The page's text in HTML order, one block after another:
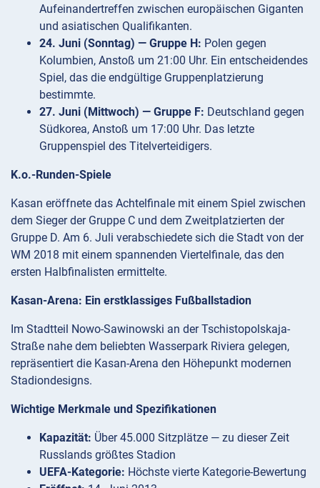
Aufeinandertreffen zwischen europäischen Giganten
und asiatischen Qualifikanten.
24. Juni (Sonntag) — Gruppe H: Polen gegen
Kolumbien, Anstoß um 21:00 Uhr. Ein entscheidendes
Spiel, das die endgültige Gruppenplatzierung
bestimmte.
27. Juni (Mittwoch) — Gruppe F: Deutschland gegen
Südkorea, Anstoß um 17:00 Uhr. Das letzte
Gruppenspiel des Titelverteidigers.
K.o.-Runden-Spiele
Kasan eröffnete das Achtelfinale mit einem Spiel zwischen
dem Sieger der Gruppe C und dem Zweitplatzierten der
Gruppe D. Am 6. Juli verabschiedete sich die Stadt von der
WM 2018 mit einem spannenden Viertelfinale, das den
ersten Halbfinalisten ermittelte.
Kasan-Arena: Ein erstklassiges Fußballstadion
Im Stadtteil Nowo-Sawinowski an der Tschistopolskaja-
Straße nahe dem beliebten Wasserpark Riviera gelegen,
repräsentiert die Kasan-Arena den Höhepunkt modernen
Stadiondesigns.
Wichtige Merkmale und Spezifikationen
Kapazität: Über 45.000 Sitzplätze — zu dieser Zeit
Russlands größtes Stadion
UEFA-Kategorie: Höchste vierte Kategorie-Bewertung